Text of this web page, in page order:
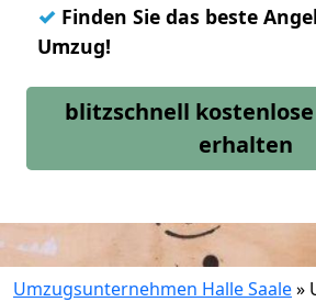
✓ Finden Sie das beste
Umzug!
blitzschnell
erhalten
Umzugsunternehmen Halle Saale»